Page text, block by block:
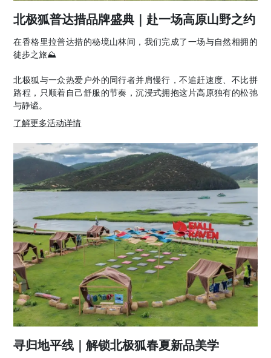
北极狐普达措品牌盛典｜赴一场高原山野之约
在香格里拉普达措的秘境山林间，我们完成了一场与自然相拥的
徒步之旅⛰️
北极狐与一众热爱户外的同行者并肩慢行，不追赶速度、不比拼
路程，只顺着自己舒服的节奏，沉浸式拥抱这片高原独有的松弛
与静谧。
了解更多活动详情
寻归地平线｜解锁北极狐春夏新品美学